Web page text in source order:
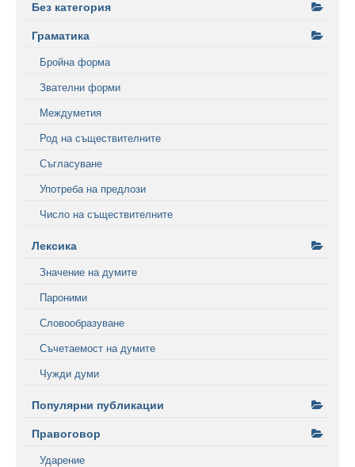
Без категория
Граматика
Бройна форма
Звателни форми
Междуметия
Род на съществителните
Съгласуване
Употреба на предлози
Число на съществителните
Лексика
Значение на думите
Пароними
Словообразуване
Съчетаемост на думите
Чужди думи
Популярни публикации
Правоговор
Ударение